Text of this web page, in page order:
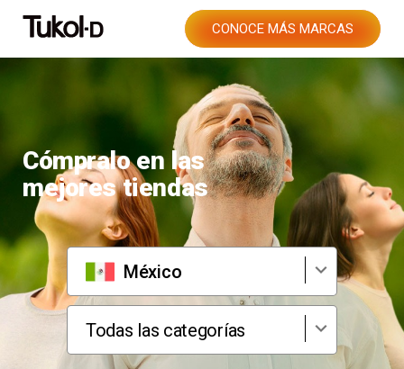
CONOCE MÁS MARCAS
Cómpralo en las
mejores tiendas
México
Todas las categorías